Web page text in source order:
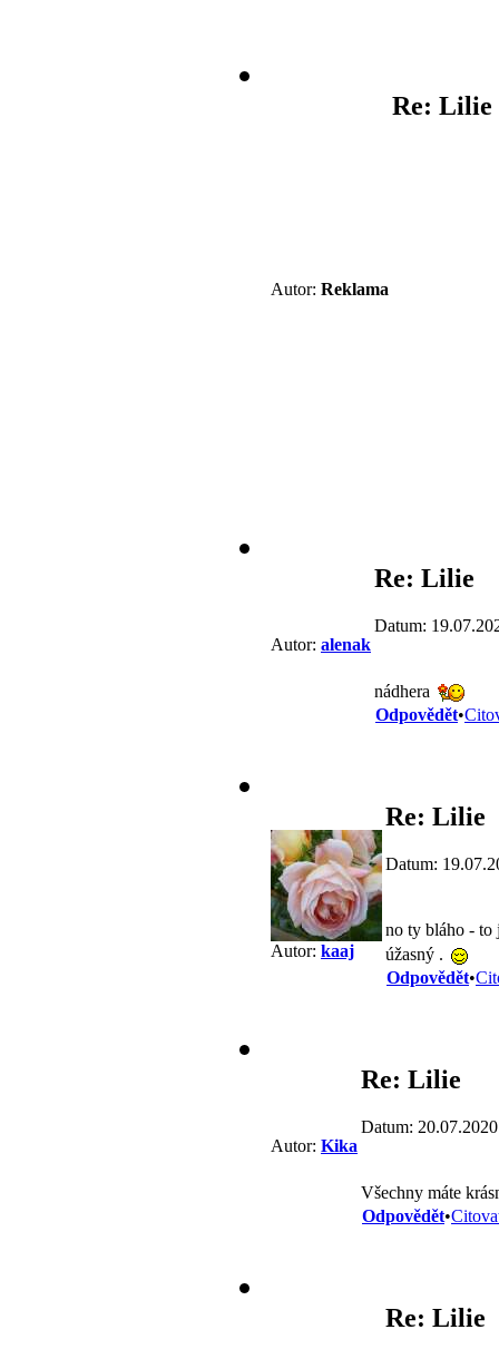
Autor: Reklama
Re: Lilie
Autor: alenak
Re: Lilie
Datum:
nádhera
Odpovědět•
Autor: kaaj
Re: Lilie
Datum:
no ty bláho - to
úžasný .
Odpovědět•
Autor: Kika
Re: Lilie
Datum:
Všechny máte
Odpovědět•
Re: Lilie